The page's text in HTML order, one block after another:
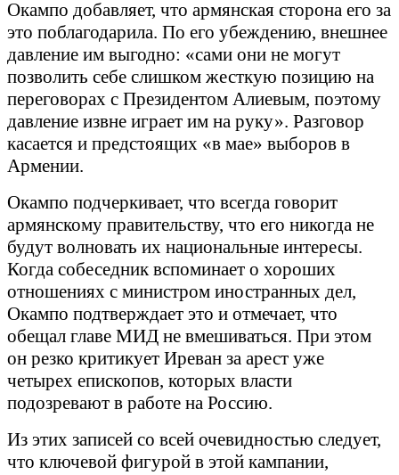
Окампо добавляет, что армянская сторона его за
это поблагодарила. По его убеждению, внешнее
давление им выгодно: «сами они не могут
позволить себе слишком жесткую позицию на
переговорах с Президентом Алиевым, поэтому
давление извне играет им на руку». Разговор
касается и предстоящих «в мае» выборов в
Армении.
Окампо подчеркивает, что всегда говорит
армянскому правительству, что его никогда не
будут волновать их национальные интересы.
Когда собеседник вспоминает о хороших
отношениях с министром иностранных дел,
Окампо подтверждает это и отмечает, что
обещал главе МИД не вмешиваться. При этом
он резко критикует Иреван за арест уже
четырех епископов, которых власти
подозревают в работе на Россию.
Из этих записей со всей очевидностью следует,
что ключевой фигурой в этой кампании,